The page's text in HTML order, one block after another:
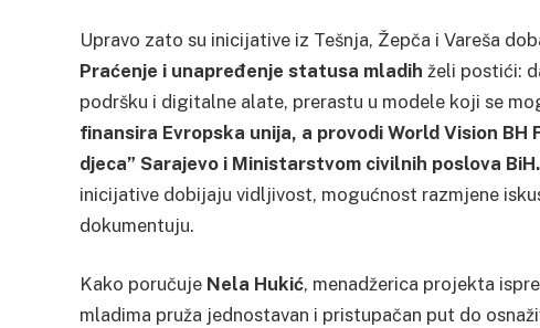
Upravo zato su inicijative iz Tešnja, Žepča i Vareša
Praćenje i unapređenje statusa mladih želi postići:
podršku i digitalne alate, prerastu u modele koji se
finansira Evropska unija, a provodi World Vision
djeca” Sarajevo i Ministarstvom civilnih poslova BiH.
inicijative dobijaju vidljivost, mogućnost razmjene
dokumentuju.
Kako poručuje Nela Hukić, menadžerica projekta
mladima pruža jednostavan i pristupačan put do